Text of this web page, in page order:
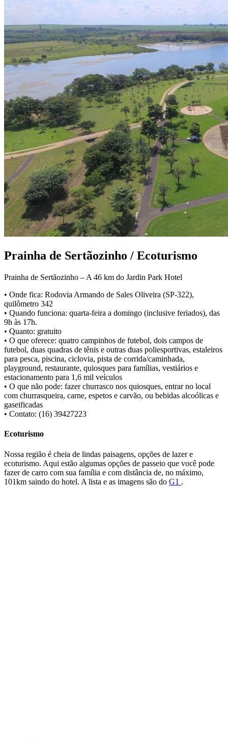
Prainha de Sertãozinho / Ecoturismo
Prainha de Sertãozinho – A 46 km do Jardin Park Hotel
• Onde fica: Rodovia Armando de Sales Oliveira (SP-322),
quilômetro 342
• Quando funciona: quarta-feira a domingo (inclusive feriados), das
9h às 17h.
• Quanto: gratuito
• O que oferece: quatro campinhos de futebol, dois campos de
futebol, duas quadras de tênis e outras duas poliesportivas, estaleiros
para pesca, piscina, ciclovia, pista de corrida/caminhada,
playground, restaurante, quiosques para famílias, vestiários e
estacionamento para 1,6 mil veículos
• O que não pode: fazer churrasco nos quiosques, entrar no local
com churrasqueira, carne, espetos e carvão, ou bebidas alcoólicas e
gaseificadas
• Contato: (16) 39427223
Ecoturismo
Nossa região é cheia de lindas paisagens, opções de lazer e
ecoturismo. Aqui estão algumas opções de passeio que você pode
fazer de carro com sua família e com distância de, no máximo,
101km saindo do hotel. A lista e as imagens são do G1 .